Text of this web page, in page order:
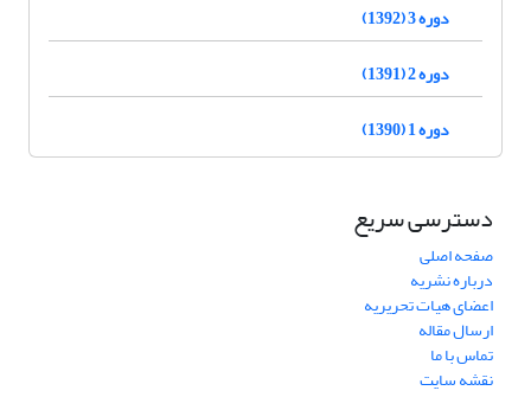
دوره 3 (1392)
دوره 2 (1391)
دوره 1 (1390)
دسترسی سریع
صفحه اصلی
درباره نشریه
اعضای هیات تحریریه
ارسال مقاله
تماس با ما
نقشه سایت